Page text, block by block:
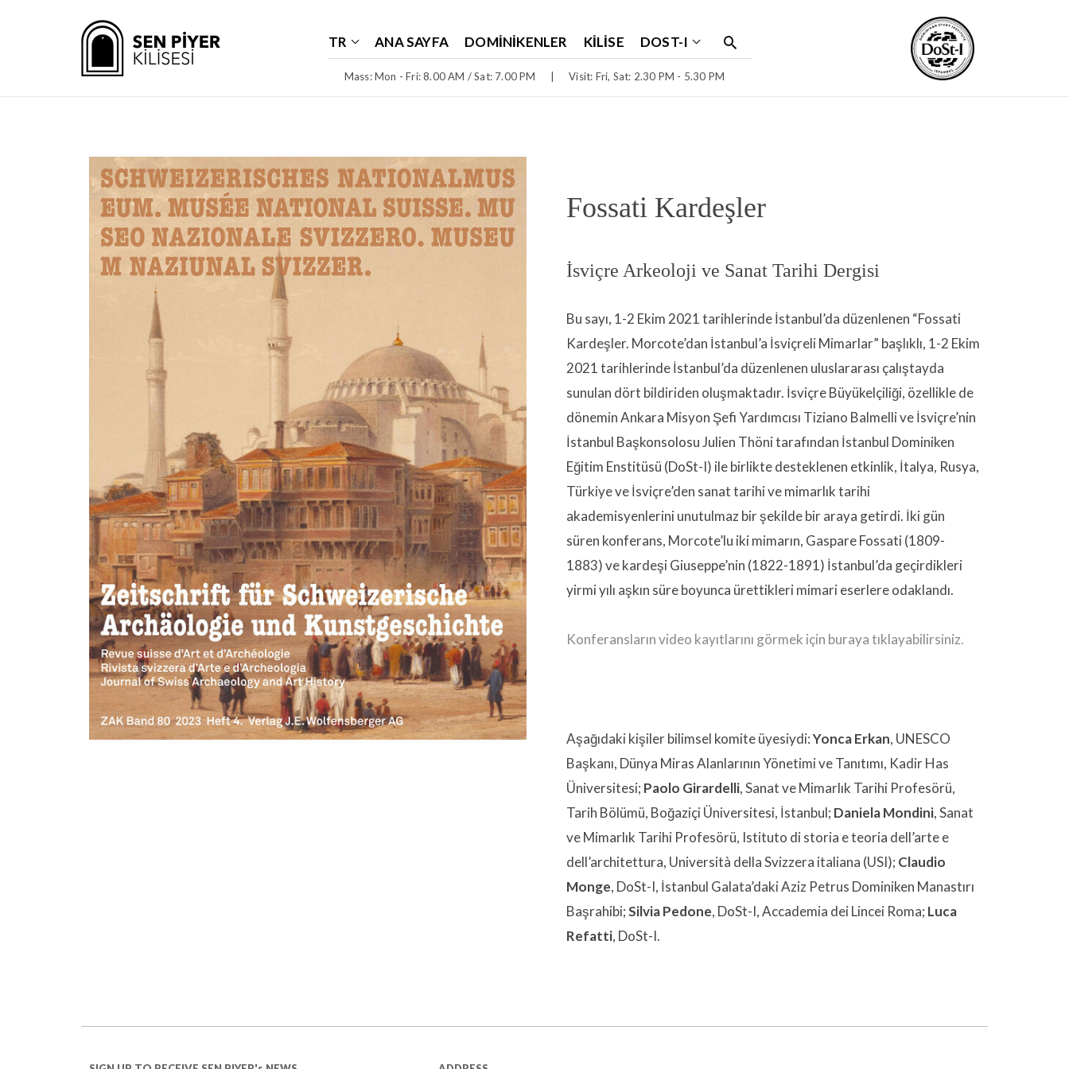
Mass: Mon - Fri: 8.00 AM / Sat: 7.00 PM Visit: Fri, Sat: 2.30 PM - 5.30 PM
TR ANA SAYFA DOMINIKENLER KILISE DOST-I
Fossati Kardeşler
İsviçre Arkeoloji ve Sanat Tarihi Dergisi
Bu sayı, 1-2 Ekim 2021 tarihlerinde İstanbul’da düzenlenen “Fossati
Kardeşler. Morcote’dan İstanbul’a İsviçreli Mimarlar” başlıklı, 1-2 Ekim
2021 tarihlerinde İstanbul’da düzenlenen uluslararası çalıştayda
sunulan dört bildiriden oluşmaktadır. İsviçre Büyükelçiliği, özellikle de
dönemin Ankara Misyon Şefi Yardımcısı Tiziano Balmelli ve İsviçre’nin
İstanbul Başkonsolosu Julien Thöni tarafından İstanbul Dominiken
Eğitim Enstitüsü (DoSt-I) ile birlikte desteklenen etkinlik, İtalya, Rusya,
Türkiye ve İsviçre’den sanat tarihi ve mimarlık tarihi
akademisyenlerini unutulmaz bir şekilde bir araya getirdi. İki gün
süren konferans, Morcote’lu iki mimarın, Gaspare Fossati (1809-
1883) ve kardeşi Giuseppe’nin (1822-1891) İstanbul’da geçirdikleri
yirmi yılı aşkın süre boyunca ürettikleri mimari eserlere odaklandı.
Konferansların video kayıtlarını görmek için buraya tıklayabilirsiniz.
Aşağıdaki kişiler bilimsel komite üyesiydi:Yonca Erkan, UNESCO
Başkanı, Dünya Miras Alanlarının Yönetimi ve Tanıtımı, Kadir Has
Üniversitesi; Paolo Girardelli, Sanat ve Mimarlık Tarihi Profesörü,
Tarih Bölümü, Boğaziçi Üniversitesi, İstanbul; Daniela Mondini, Sanat
ve Mimarlık Tarihi Profesörü, Istituto di storia e teoria dell’arte e
dell’architettura, Università della Svizzera italiana (USI); Claudio
Monge, DoSt-I, İstanbul Galata’daki Aziz Petrus Dominiken Manastırı
Başrahibi;Silvia Pedone, DoSt-I, Accademia dei Lincei Roma; Luca
Refatti, DoSt-I.